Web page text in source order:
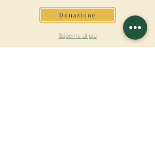
Donazione
Saperne di più